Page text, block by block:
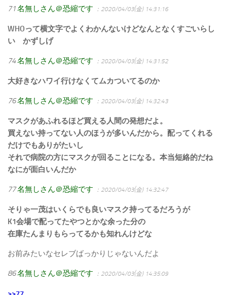
71名無しさん＠恐縮です ：2020/04/03(金) 14:31:16
WHOって横文字でよくわかんないけどなんとなくすごいらし
い かずしげ
74名無しさん＠恐縮です ：2020/04/03(金) 14:31:52
大好きなハワイ行けなくてムカついてるのか
76名無しさん＠恐縮です ：2020/04/03(金) 14:32:43
マスクがあふれるほど買える人間の発想だよ。
買えない持ってない人のほうが多いんだから。配ってくれる
だけでもありがたいし
それで病院の方にマスクが回ることになる。本当短絡的だね
なにが面白いんだか
77名無しさん＠恐縮です ：2020/04/03(金) 14:32:47
そりゃ一茂はいくらでも良いマスク持ってるだろうが
K1会場で配ってたやつとかな余った分の
在庫たんまりもらってるかも知れんけどな
お前みたいなセレブばっかりじゃないんだよ
86名無しさん＠恐縮です ：2020/04/03(金) 14:35:09